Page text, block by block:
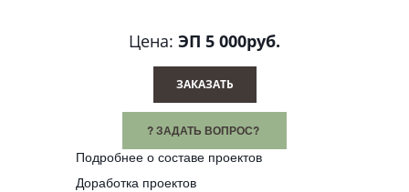
Цена: ЭП 5 000руб.
ЗАКАЗАТЬ
? ЗАДАТЬ ВОПРОС?
Подробнее о составе проектов
Доработка проектов